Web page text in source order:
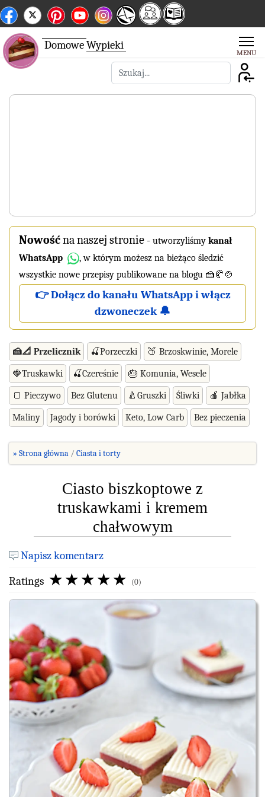
DomoweWypieki
Szukaj
Nowośćna naszej stronie - utworzyliśmy kanał
WhatsApp
, w którym możesz na bieżąco śledzić
wszystkie nowe przepisy publikowane na blogu 🍰🥐🍲
👉 Dołącz do kanału WhatsApp i włącz
dzwoneczek 🔔
🍰📐 Przelicznik 🍒Porzeczki 🍑 Brzoskwinie, Morele
🍓Truskawki 🍒Czereśnie 🎂 Komunia, Wesele
🍞 Pieczywo Bez Glutenu 🍐Gruszki Śliwki 🍎 Jabłka
Maliny Jagody i borówki Keto, Low Carb Bez pieczenia
» Strona główna Ciasta i torty
Ciasto biszkoptowe z
truskawkami i kremem
chałwowym
Napisz komentarz
Ratings
(0)